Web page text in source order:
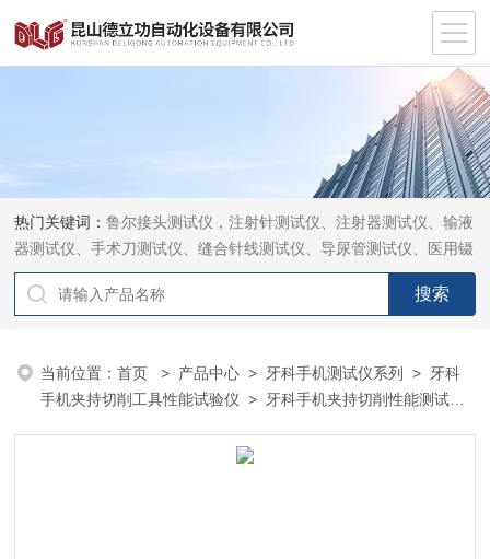
热门关键词：鲁尔接头测试仪，注射针测试仪、注射器测试仪、输液
器测试仪、手术刀测试仪、缝合针线测试仪、导尿管测试仪、医用镊
钳测试仪、导引管导丝测试仪、针灸针测试仪、留置针测试仪
当前位置：首页 > 产品中心 > 牙科手机测试仪系列 > 牙科
手机夹持切削工具性能试验仪 > 牙科手机夹持切削性能测试仪